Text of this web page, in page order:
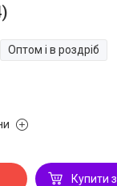
Оптом і в роздріб
Купити з